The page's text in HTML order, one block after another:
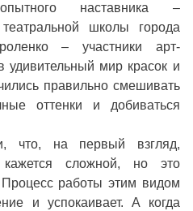
наставника –
школы города
– участники арт-
удивительный мир красок и
правильно смешивать
оттенки и добиваться
что, на первый взгляд,
кажется сложной, но это
работы этим видом
и успокаивает. А когда